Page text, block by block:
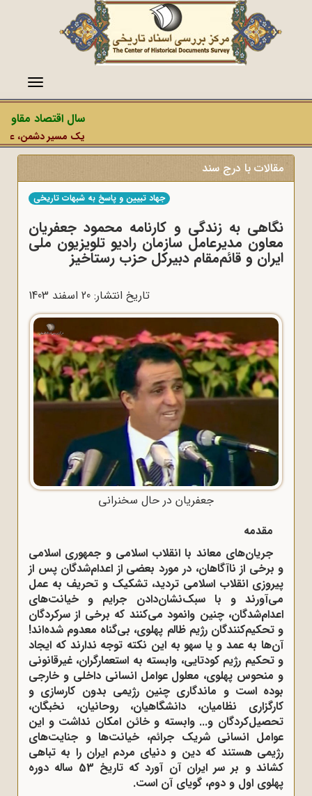
منو
سال اقتصاد
یک مسیر دشمن،
مقالات با درج سند
جهاد تبیین و پاسخ به شبهات تاریخی
نگاهی به زندگی و کارنامه محمود جعفریان
معاون مدیرعامل سازمان رادیو تلویزیون ملی
ایران و قائم‌مقام دبیرکل حزب رستاخیز
تاریخ انتشار: 20 اسفند 1403
جعفریان در حال سخنرانی
مقدمه
جریان‌های معاند با انقلاب اسلامی و جمهوری اسلامی
و برخی از ناآگاهان، در مورد بعضی از اعدام‌شدگان پس از
پیروزی انقلاب اسلامی تردید، تشکیک و تحریف به عمل
می‌آورند و با سبک‌نشان‌دادن جرایم و خیانت‌های
اعدام‌شدگان، چنین وانمود می‌کنند که برخی از سرکردگان
و تحکیم‌کنندگان رژیم ظالم پهلوی، بی‌گناه معدوم شده‌اند!
آن‌ها به عمد و یا سهو به این نکته توجه ندارند که ایجاد
و تحکیم رژیم کودتایی، وابسته به استعمارگران، غیرقانونی
و منحوس پهلوی، معلول عوامل انسانی داخلی و خارجی
بوده است و ماندگاری چنین رژیمی بدون کارسازی و
کارگزاری نظامیان، دانشگاهیان، روحانیان، نخبگان،
تحصیل‌کردگان و... وابسته و خائن امکان نداشت و این
عوامل انسانی شریک جرائم، خیانت‌ها و جنایت‌های
رژیمی هستند که دین و دنیای مردم ایران را به تباهی
کشاند و بر سر ایران آن آورد که تاریخ 53 ساله دوره
پهلوی اول و دوم، گویای آن است.